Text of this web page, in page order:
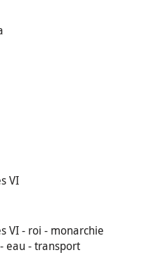
VI
VI - roi - monarchie
eau - transport